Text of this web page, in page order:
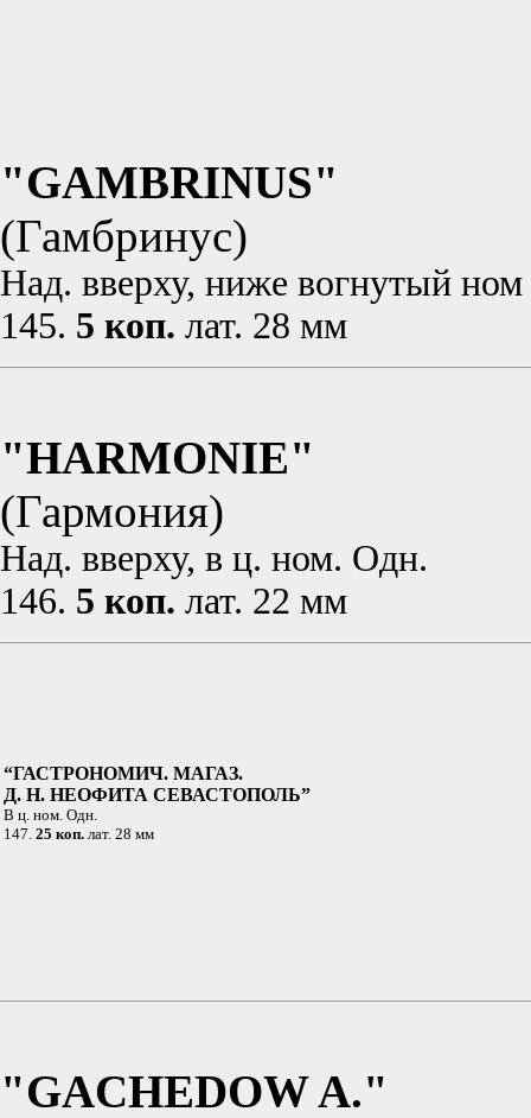
"GAMBRINUS"
(Гамбринус)
Над. вверху, ниже вогнутый
145. 5 коп. лат. 28 мм
"HARMONIE"
(Гармония)
Над. вверху, в ц. ном. Одн.
146. 5 коп. лат. 22 мм
“ГАСТРОНОМИЧ. МАГАЗ.
Д. Н. НЕОФИТА СЕВАСТОПОЛЬ”
В ц. ном. Одн.
147. 25 коп. лат. 28 мм
"GACHEDOW A."